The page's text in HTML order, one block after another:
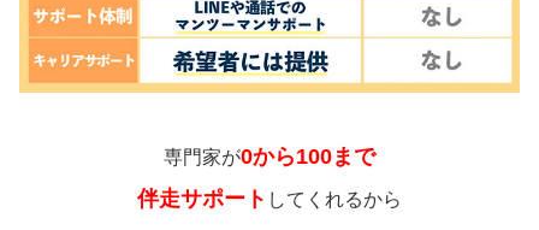
専門家が0から100まで
伴走サポート してくれるから